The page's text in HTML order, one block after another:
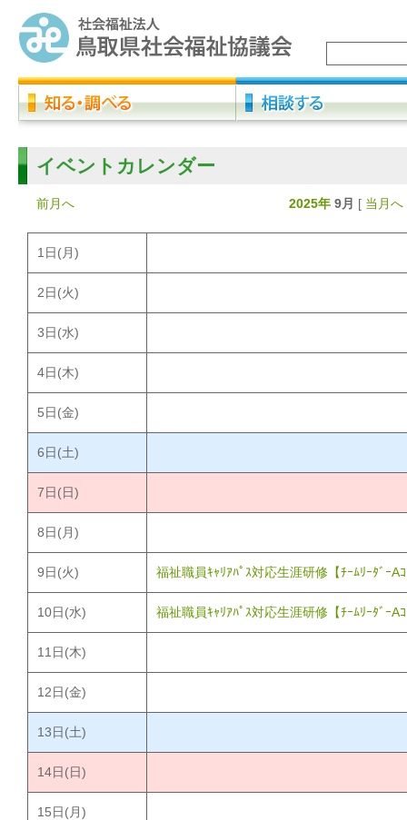
イベントカレンダー
前月へ 2025年 9月 [ 当月へ
1 日(月)
2日(火)
3日(水)
4日(木)
5日(金)
6日(土)
7日(日)
8日(月)
9日(火) 福祉職員ｷｬﾘｱﾊﾟｽ対応生涯研修【ﾁｰﾑﾘｰﾀﾞｰ
10日(水) 福祉職員ｷｬﾘｱﾊﾟｽ対応生涯研修【ﾁｰﾑﾘｰﾀﾞｰ
11 日(木)
12日(金)
13日(土)
14日(日)
15日(月)